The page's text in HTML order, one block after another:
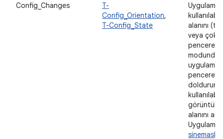
Config_Changes
T-
Config_Orientation,
T-Config_State
Uygulama,
alanını
veya çoklu
pencere
modunda
uygulama
penceresi)
doldurur.
alanını
Uygulama